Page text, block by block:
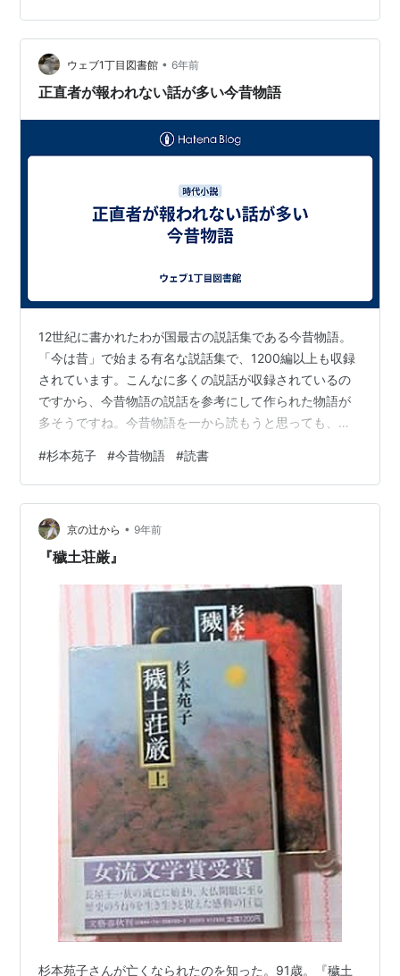
ウェブ1丁目図書館 • 6年前
正直者が報われない話が多い今昔物語
12世紀に書かれたわが国最古の説話集である今昔物語。
「今は昔」で始まる有名な説話集で、1200編以上も収録
されています。こんなに多くの説話が収録されているの
ですから、今昔物語の説話を参考にして作られた物語が
多そうですね。今昔物語を一から読もうと思っても、古
えるのには相当な時間がかかります。代表的な説話を現
代語訳して読みやすくなった入門書があれば、より多く
の人が今昔物語に親しむことができるでしょう。
#杉本苑子 #今昔物語 #読書
京の辻から • 9年前
『穢土荘厳』
杉本苑子さんが亡くなられたのを知った。91歳。『穢土